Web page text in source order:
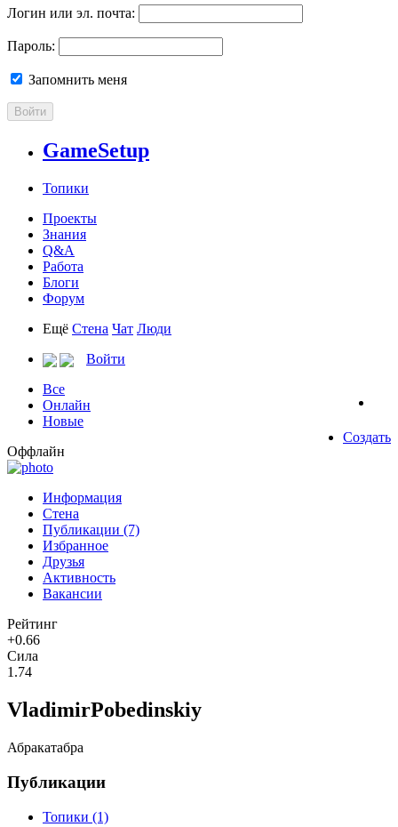
Логин или эл. почта:
Пароль:
Запомнить меня
Войти
GameSetup
Топики
Проекты
Знания
Q&A
Работа
Блоги
Форум
Ещё Стена Чат Люди
Войти
Все
Онлайн
Новые
Создать
Оффлайн
Информация
Стена
Публикации (7)
Избранное
Друзья
Активность
Вакансии
Рейтинг
+0.66
Сила
1.74
VladimirPobedinskiy
Абракатабра
Публикации
Топики (1)